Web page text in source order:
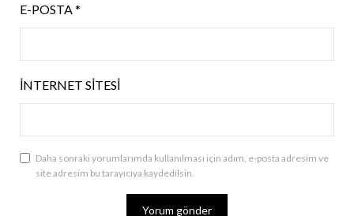
E-POSTA*
İNTERNET SITESI
Daha sonraki yorumlarımda kullanılması için adım, e-posta adresim ve
site adresim bu tarayıcıya kaydedilsin.